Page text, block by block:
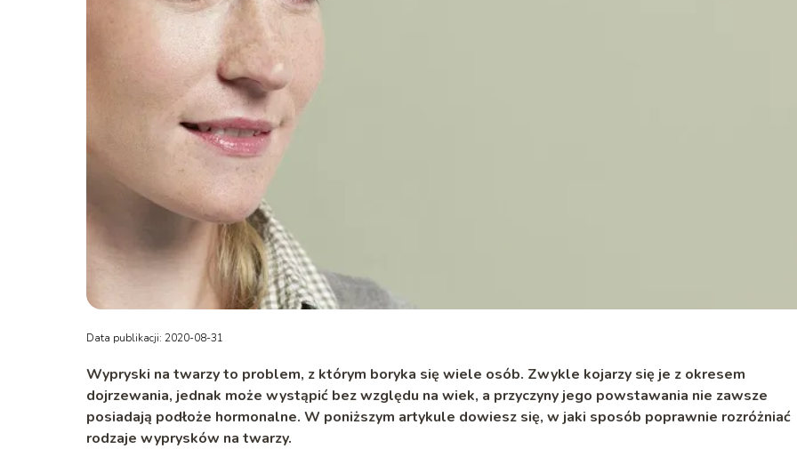
Data publikacji: 2020-08-31
Wypryski na twarzy to problem, z którym boryka się wiele osób. Zwykle kojarzy się je z okresem
dojrzewania, jednak może wystąpić bez względu na wiek, a przyczyny jego powstawania nie zawsze
posiadają podłoże hormonalne. W poniższym artykule dowiesz się, w jaki sposób poprawnie rozróżniać
rodzaje wyprysków na twarzy.